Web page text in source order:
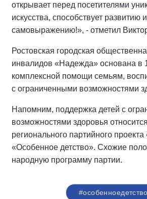
открывает перед посетителями
искусства, способствует развитию и
самовыражению!», - отметил
Ростовская городская
инвалидов «Надежда» основана в
комплексной помощи семьям,
с ограниченными возможностями
Напомним, поддержка детей с
возможностями здоровья
регионального партийного
«Особенное детство». Схожие
народную программу партии.
#особенноедетство